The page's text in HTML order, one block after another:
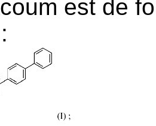
est de